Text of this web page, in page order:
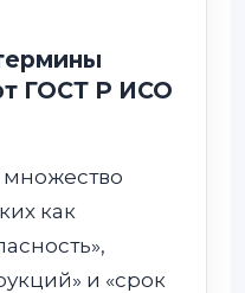
ГОСТ Р ИСО
множество
как
и «срок